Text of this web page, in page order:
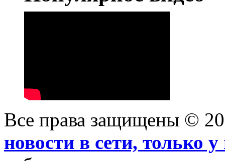
Все права защищены ©
новости в сети, только у